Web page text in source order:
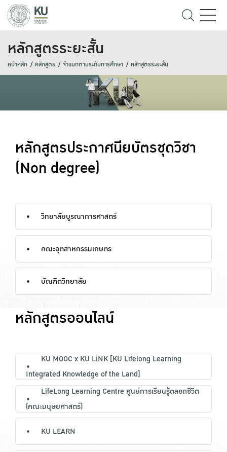
หลักสูตรระยะสั้น
หน้าหลัก หลักสูตร จำแนกตามระดับการศึกษา หลักสูตรระยะสั้น
หลักสูตรประกาศนียบัตรชุดวิชา
(Non degree)
วิทยาลัยบูรณาการศาสตร์
คณะอุตสาหกรรมเกษตร
บัณฑิตวิทยาลัย
หลักสูตรออนไลน์
KU MOOC x KU LiNK [KU Lifelong Learning
Integrated Knowledge of the Land]
LifeLong Learning Centre ศูนย์การเรียนรู้ตลอดชีวิต
(คณะมนุษยศาสตร์)
KU LEARN